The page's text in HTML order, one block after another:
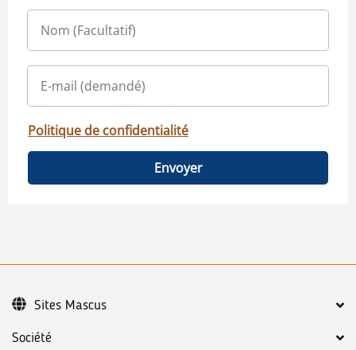
Politique de confidentialité
Envoyer
Société
Sites Mascus